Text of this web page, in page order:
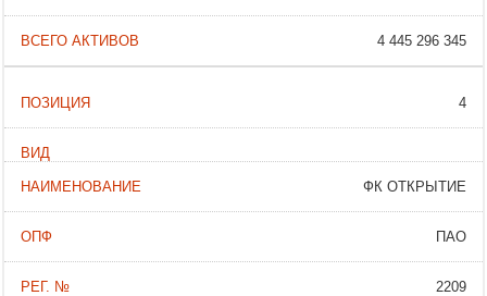
4 445 296 345
4
ФК ОТКРЫТИЕ
ПАО
2209